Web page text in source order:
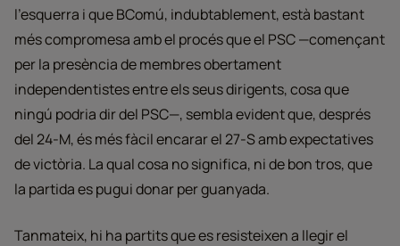
l’esquerra i que BComú, indubtablement, està bastant
més compromesa amb el procés que el PSC —començant
per la presència de membres obertament
independentistes entre els seus dirigents, cosa que
ningú podria dir del PSC—, sembla evident que, després
del 24-M, és més fàcil encarar el 27-S amb expectatives
de victòria. La qual cosa no significa, ni de bon tros, que
la partida es pugui donar per guanyada.
Tanmateix, hi ha partits que es resisteixen a llegir el